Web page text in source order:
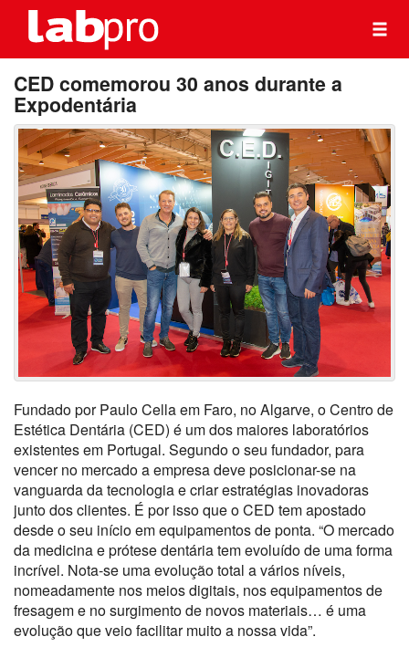
CED comemorou 30 anos durante a
Expodentária
Fundado por Paulo Cella em Faro, no Algarve, o Centro de
Estética Dentária (CED) é um dos maiores laboratórios
existentes em Portugal. Segundo o seu fundador, para
vencer no mercado a empresa deve posicionar-se na
vanguarda da tecnologia e criar estratégias inovadoras
junto dos clientes. É por isso que o CED tem apostado
desde o seu início em equipamentos de ponta. “O mercado
da medicina e prótese dentária tem evoluído de uma forma
incrível. Nota-se uma evolução total a vários níveis,
nomeadamente nos meios digitais, nos equipamentos de
fresagem e no surgimento de novos materiais… é uma
evolução que veio facilitar muito a nossa vida”.